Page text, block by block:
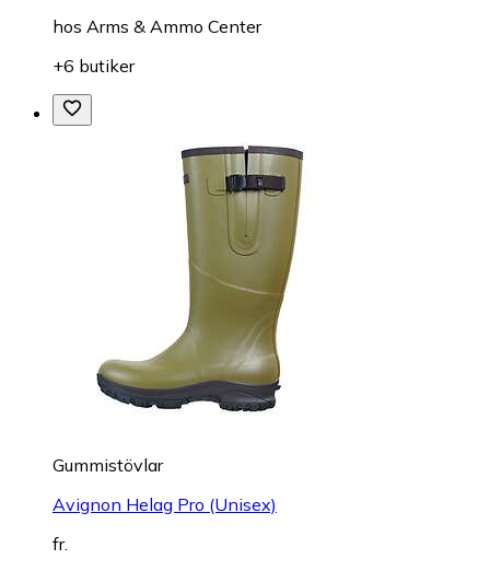
hos Arms & Ammo Center
+6 butiker
Gummistövlar
Avignon Helag Pro (Unisex)
fr.